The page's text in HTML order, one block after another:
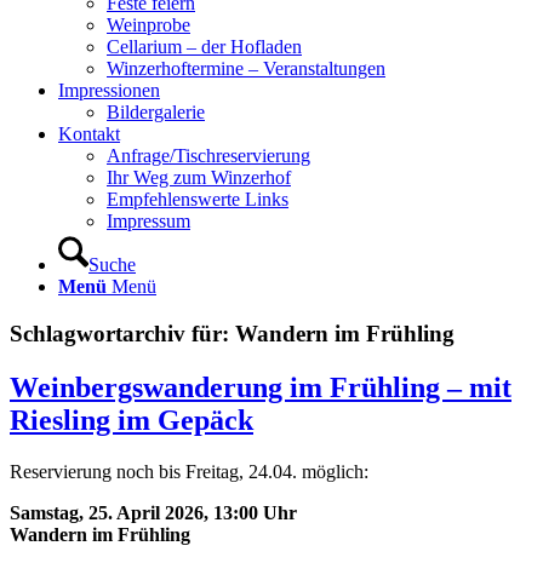
Weinprobe
Cellarium – der Hofladen
Winzerhoftermine – Veranstaltungen
Impressionen
Bildergalerie
Kontakt
Anfrage/Tischreservierung
Ihr Weg zum Winzerhof
Empfehlenswerte Links
Impressum
Suche
Menü Menü
Schlagwortarchiv für: Wandern im Frühling
Weinbergswanderung im Frühling – mit
Riesling im Gepäck
Reservierung noch bis Freitag, 24.04. möglich:
Samstag, 25. April 2026, 13:00 Uhr
Wandern im Frühling